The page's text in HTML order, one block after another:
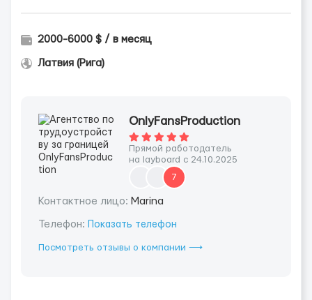
2000-6000 $ / в месяц
Латвия (Рига)
OnlyFansProduction
Прямой работодатель
на layboard с 24.10.2025
7
Контактное лицо: Marina
Телефон: Показать телефон
Посмотреть отзывы о компании ⟶